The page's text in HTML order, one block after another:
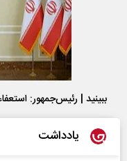
ببینید | رئیس‌جمهور:
یادداشت